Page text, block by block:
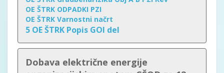
OE ŠTRK ODPADKI PZI
OE ŠTRK Varnostni načrt
5 OE ŠTRK Popis GOI del
Dobava električne energije